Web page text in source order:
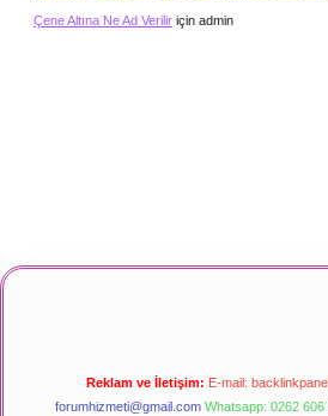
Çene Altına Ne Ad Verilir için admin
Reklam ve İletişim: E-mail:
forumhizmeti@gmail.com Whatsapp: 0262 606